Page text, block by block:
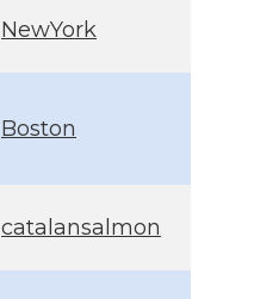
NewYork
Boston
catalansalmon